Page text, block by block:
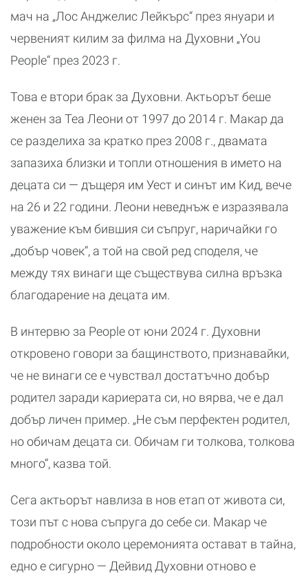
мач на „Лос Анджелис Лейкърс“ през януари и
червеният килим за филма на Духовни „You
People“ през 2023 г.
Това е втори брак за Духовни. Актьорът беше
женен за Теа Леони от 1997 до 2014 г. Макар да
се разделиха за кратко през 2008 г., двамата
запазиха близки и топли отношения в името на
децата си — дъщеря им Уест и синът им Кид, вече
на 26 и 22 години. Леони неведнъж е изразявала
уважение към бившия си съпруг, наричайки го
„добър човек“, а той на свой ред споделя, че
между тях винаги ще съществува силна връзка
благодарение на децата им.
В интервю за People от юни 2024 г. Духовни
откровено говори за бащинството, признавайки,
че не винаги се е чувствал достатъчно добър
родител заради кариерата си, но вярва, че е дал
добър личен пример. „Не съм перфектен родител,
но обичам децата си. Обичам ги толкова, толкова
много“, казва той.
Сега актьорът навлиза в нов етап от живота си,
този път с нова съпруга до себе си. Макар че
подробности около церемонията остават в тайна,
едно е сигурно — Дейвид Духовни отново е